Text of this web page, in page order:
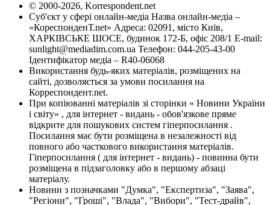
© 2000-2026, Korrespondent.net
Суб'єкт у сфері онлайн-медіа Назва онлайн-медіа –
«КореспонденТ.net» Адреса: 02091, місто Київ,
ХАРКІВСЬКЕ ШОСЕ, будинок 172-Б, офіс 208/1 E-mail:
sunlight@mediadim.com.ua Телефон: 044-205-43-00
Ідентифікатор медіа – R40-06068
Використання будь-яких матеріалів, розміщених на
сайті, дозволяється за умови посилання на
Корреспондент.net.
При копіюванні матеріалів зі сторінки « Новини України
і світу» , для інтернет - видань - обов'язкове пряме
відкрите для пошукових систем гіперпосилання .
Посилання має бути розміщена в незалежності від
повного або часткового використання матеріалів.
Гіперпосилання ( для інтернет - видань) - повинна бути
розміщена в підзаголовку або в першому абзаці
матеріалу.
Новини з позначками "Думка", "Експертиза", "Заява",
"Регіони", "Гроші", "Влада", "Вибори", "Тест-драйв",